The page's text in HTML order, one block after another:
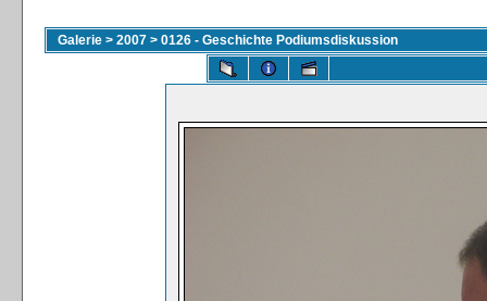
Galerie > 2007 > 0126 - Geschichte Podiumsdiskussion